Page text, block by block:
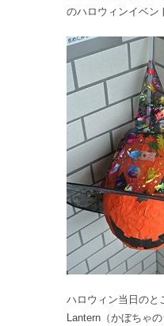
のハロウィンイベン
ハロウィン当日のと
Lantern（かぼちゃ